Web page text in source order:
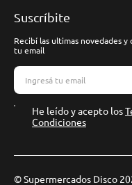
Suscríbite
Recibí las ultimas novedades
tu email
He leído y acepto los
Condiciones
© Supermercados Disco